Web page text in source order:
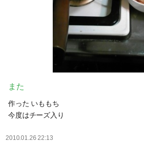
また
作った いももち
今度はチーズ入り
2010.01.26 22:13